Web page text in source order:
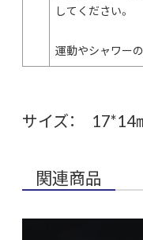
してください。
運動やシャワー
サイズ： 17*14
関連商品